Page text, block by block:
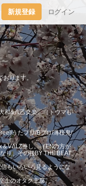
新規登録 ログイン
おります。
和&八乙女楽。（トウマも
うたプリ/Bプロ/薄桜鬼/
VΔLZ推し。（ENの方が
り、その後BY THE BEAT
もいろいろ見るようにな
士のオタク主腐。